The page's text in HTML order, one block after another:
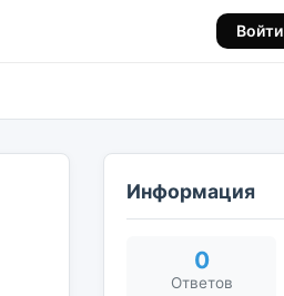
Войти
Информация
0
Ответов